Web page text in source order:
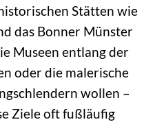
Stätten wie
das Bonner Münster
Museen entlang der
oder die malerische
wollen –
Ziele oft fußläufig